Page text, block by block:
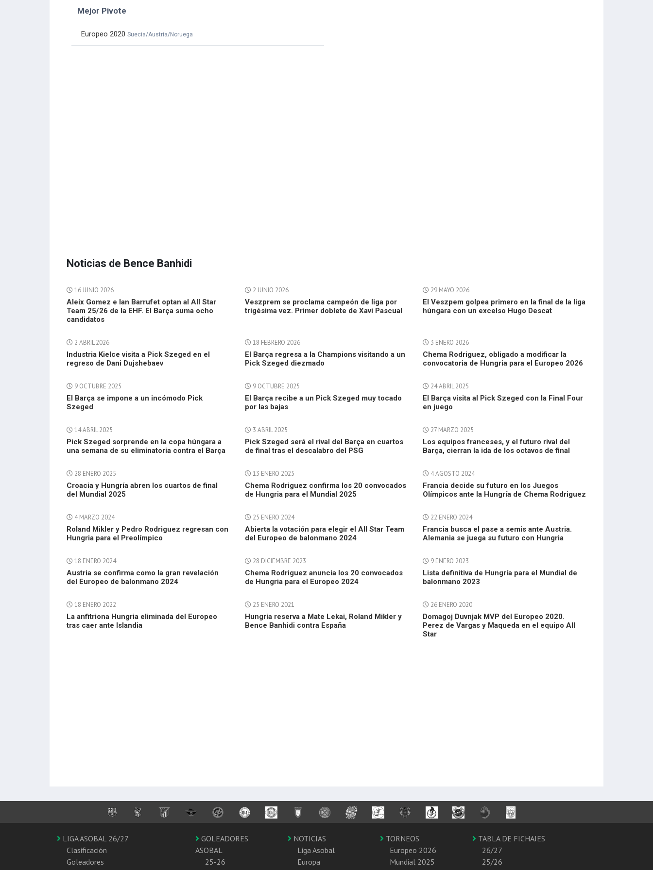
Mejor Pivote
Europeo 2020 Suecia/Austria/Noruega
Noticias de Bence Banhidi
16 JUNIO 2026
Aleix Gomez e Ian Barrufet optan al All Star
Team 25/26 de la EHF. El Barça suma ocho
candidatos
2 JUNIO 2026
Veszprem se proclama campeón de liga por
trigésima vez. Primer doblete de Xavi Pascual
29 MAYO 2026
El Veszpem golpea primero en la final de la liga
húngara con un excelso Hugo Descat
2 ABRIL 2026
Industria Kielce visita a Pick Szeged en el
regreso de Dani Dujshebaev
18 FEBRERO 2026
El Barça regresa a la Champions visitando a un
Pick Szeged diezmado
3 ENERO 2026
Chema Rodriguez, obligado a modificar la
convocatoria de Hungria para el Europeo 2026
9 OCTUBRE 2025
El Barça se impone a un incómodo Pick
Szeged
9 OCTUBRE 2025
El Barça recibe a un Pick Szeged muy tocado
por las bajas
24 ABRIL 2025
El Barça visita al Pick Szeged con la Final Four
en juego
14 ABRIL 2025
Pick Szeged sorprende en la copa húngara a
una semana de su eliminatoria contra el Barça
3 ABRIL 2025
Pick Szeged será el rival del Barça en cuartos
de final tras el descalabro del PSG
27 MARZO 2025
Los equipos franceses, y el futuro rival del
Barça, cierran la ida de los octavos de final
28 ENERO 2025
Croacia y Hungría abren los cuartos de final
del Mundial 2025
13 ENERO 2025
Chema Rodriguez confirma los 20 convocados
de Hungria para el Mundial 2025
4 AGOSTO 2024
Francia decide su futuro en los Juegos
Olímpicos ante la Hungría de Chema Rodriguez
4 MARZO 2024
Roland Mikler y Pedro Rodriguez regresan con
Hungria para el Preolímpico
25 ENERO 2024
Abierta la votación para elegir el All Star Team
del Europeo de balonmano 2024
22 ENERO 2024
Francia busca el pase a semis ante Austria.
Alemania se juega su futuro con Hungria
18 ENERO 2024
Austria se confirma como la gran revelación
del Europeo de balonmano 2024
28 DICIEMBRE 2023
Chema Rodriguez anuncia los 20 convocados
de Hungria para el Europeo 2024
9 ENERO 2023
Lista definitiva de Hungría para el Mundial de
balonmano 2023
18 ENERO 2022
La anfitriona Hungria eliminada del Europeo
tras caer ante Islandia
25 ENERO 2021
Hungria reserva a Mate Lekai, Roland Mikler y
Bence Banhidi contra España
26 ENERO 2020
Domagoj Duvnjak MVP del Europeo 2020.
Perez de Vargas y Maqueda en el equipo All
Star
LIGA ASOBAL 26/27
Clasificación
Goleadores
GOLEADORES
ASOBAL
25-26
NOTICIAS
Liga Asobal
Europa
TORNEOS
Europeo 2026
Mundial 2025
TABLA DE FICHAJES
26/27
25/26